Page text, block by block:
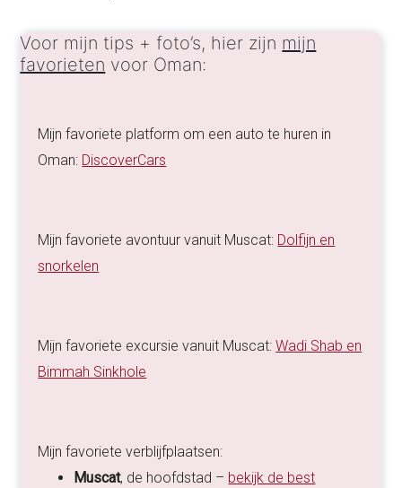
Voor mijn tips + foto’s, hier zijn mijn
favorieten voor Oman:
Mijn favoriete platform om een auto te huren in
Oman: DiscoverCars
Mijn favoriete avontuur vanuit Muscat: Dolfijn en
snorkelen
Mijn favoriete excursie vanuit Muscat:Wadi Shab en
Bimmah Sinkhole
Mijn favoriete verblijfplaatsen:
Muscat, de hoofdstad – bekijk de best